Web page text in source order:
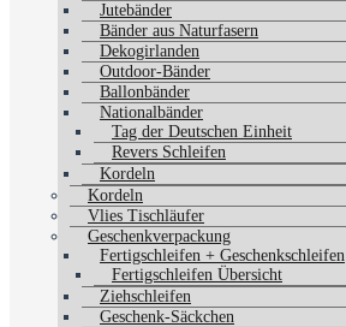
Jutebänder
Bänder aus Naturfasern
Dekogirlanden
Outdoor-Bänder
Ballonbänder
Nationalbänder
Tag der Deutschen Einheit
Revers Schleifen
Kordeln
Kordeln
Vlies Tischläufer
Geschenkverpackung
Fertigschleifen + Geschenkschleifen
Fertigschleifen Übersicht
Ziehschleifen
Geschenk-Säckchen